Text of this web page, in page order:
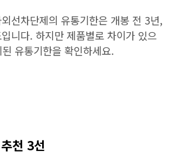
선차단제의 유통기한은 개봉 전 3년,
니다. 하지만 제품별로 차이가 있으
유통기한을 확인하세요.
천 3선